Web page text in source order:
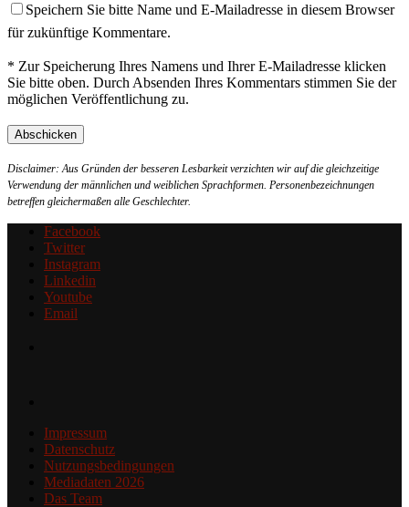
Speichern Sie bitte Name und E-Mailadresse in diesem Browser
für zukünftige Kommentare.
* Zur Speicherung Ihres Namens und Ihrer E-Mailadresse klicken
Sie bitte oben. Durch Absenden Ihres Kommentars stimmen Sie der
möglichen Veröffentlichung zu.
Disclaimer: Aus Gründen der besseren Lesbarkeit verzichten wir auf die gleichzeitige
Verwendung der männlichen und weiblichen Sprachformen. Personenbezeichnungen
betreffen gleichermaßen alle Geschlechter.
Facebook
Twitter
Instagram
Linkedin
Youtube
Email
Impressum
Datenschutz
Nutzungsbedingungen
Mediadaten 2026
Das Team